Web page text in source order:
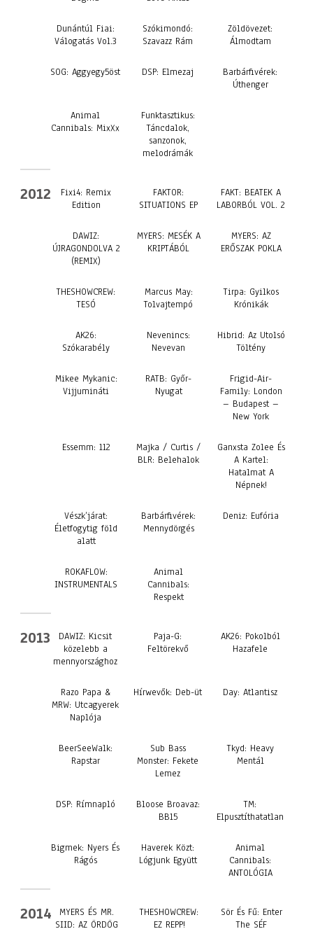
Dunántúl Fiai:
Válogatás Vol.3
Szókimondó:
Szavazz Rám
Zöldövezet:
Álmodtam
SOG: Aggyegy5öst DSP: Elmezaj
Barbárfivérek:
Úthenger
Animal
Cannibals: MixXx
Funktasztikus:
Táncdalok,
sanzonok,
melodrámák
2012
Fixi4: Remix
Edition
FAKTOR:
SITUATIONS EP
FAKT: BEATEK A
LABORBÓL VOL. 2
DAWIZ:
ÚJRAGONDOLVA 2
(REMIX)
MYERS: MESÉK A
KRIPTÁBÓL
MYERS: AZ
ERŐSZAK POKLA
THESHOWCREW:
TESÓ
Marcus May:
Tolvajtempó
Tirpa: Gyilkos
Krónikák
AK26:
Szókarabély
Nevenincs:
Nevevan
Hibrid: Az Utolsó
Töltény
Mikee Mykanic:
Vijjumináti
RATB: Győr-
Nyugat
Frigid-Air-
Family: London
– Budapest –
New York
Essemm: 112
Majka / Curtis /
BLR: Belehalok
Ganxsta Zolee És
A Kartel:
Hatalmat A
Népnek!
Vészk’járat:
Életfogytig föld
alatt
Barbárfivérek:
Mennydörgés
Deniz: Eufória
ROKAFLOW:
INSTRUMENTALS
Animal
Cannibals:
Respekt
2013
DAWIZ: Kicsit
közelebb a
mennyországhoz
Paja-G:
Feltörekvő
AK26: Pokolból
Hazafele
Razo Papa &
MRW: Utcagyerek
Naplója
Hírwevők: Deb​-​üt Day: Atlantisz
BeerSeeWalk:
Rapstar
Sub Bass
Monster: Fekete
Lemez
Tkyd: Heavy
Mentál
DSP: Rímnapló
Bloose Broavaz:
BB15
TM:
Elpusztíthatatlan
Bigmek: Nyers És
Rágós
Haverek Közt:
Lógjunk Együtt
Animal
Cannibals:
ANTOLÓGIA
2014
MYERS ÉS MR.
SIID: AZ ÖRDÖG
THESHOWCREW:
EZ REPP!
Sör És Fű: Enter
The SÉF